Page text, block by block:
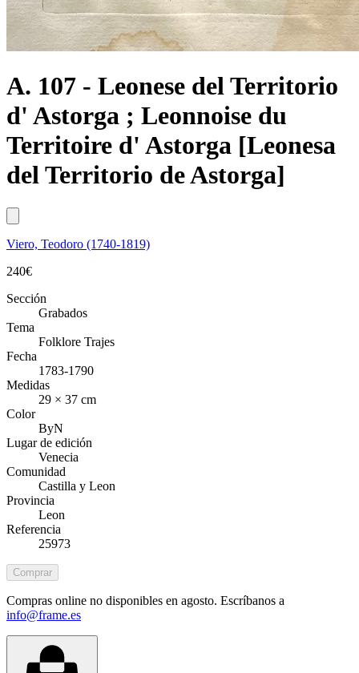
A. 107 - Leonese del Territorio
d' Astorga ; Leonnoise du
Territoire d' Astorga [Leonesa
del Territorio de Astorga]
Viero, Teodoro (1740-1819)
240€
Sección
Grabados
Tema
Folklore Trajes
Fecha
1783-1790
Medidas
29 × 37 cm
Color
ByN
Lugar de edición
Venecia
Comunidad
Castilla y Leon
Provincia
Leon
Referencia
25973
Comprar
Compras online no disponibles en agosto. Escríbanos a
info@frame.es